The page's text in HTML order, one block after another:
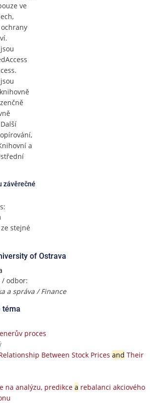
ve
a
závěrečné
stejné
of Ostrava
/ odbor:
a správa / Finance
téma
proces
Between Stock Prices and Their
na analýzu, predikce a rebalanci akciového